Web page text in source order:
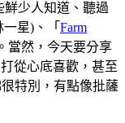
少人知道、聽過
一星)、「 Farm
當然，今天要分享
從心底喜歡，甚至
特別，有點像批薩